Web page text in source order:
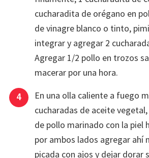
cucharadita de orégano en
de vinagre blanco o tinto,
integrar y agregar 2
Agregar 1/2 pollo en trozos
macerar por una hora.
En una olla caliente a fuego
cucharadas de aceite
de pollo marinado con la piel
por ambos lados agregar ahí
picada con ajos y dejar dorar